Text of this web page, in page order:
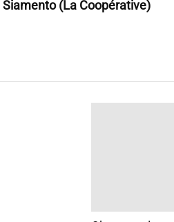
Siamento (La Coopérative)